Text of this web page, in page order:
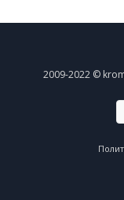
2009-2022 ©